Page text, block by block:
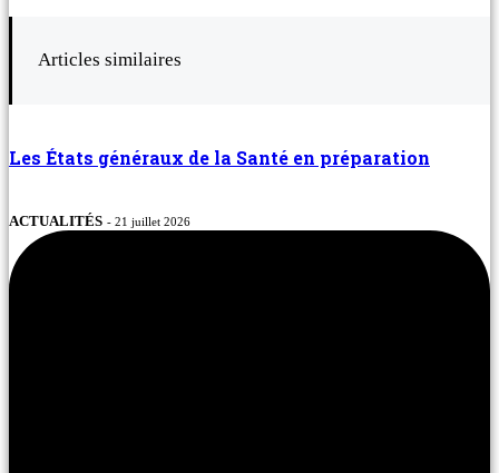
Articles similaires
Les États généraux de la Santé en préparation
ACTUALITÉS - 21 juillet 2026